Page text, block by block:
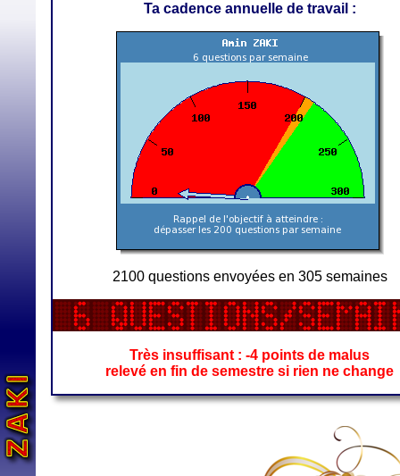
Ta cadence annuelle de travail :
2100 questions envoyées en 305 semaines
Très insuffisant : -4 points de malus
relevé en fin de semestre si rien ne change